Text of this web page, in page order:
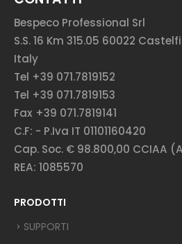
Bespeco Professional Srl
S.S. 16 Km 315.05 60022
Italy
Tel +39 071.7819152
Tel +39 071.7819153
Fax +39 071.7819141
C.F: - P.Iva IT 01101160420
Cap. Soc. € 98.800,00 CCIAA
REA: 1085570
PRODOTTI
SUPPORTI